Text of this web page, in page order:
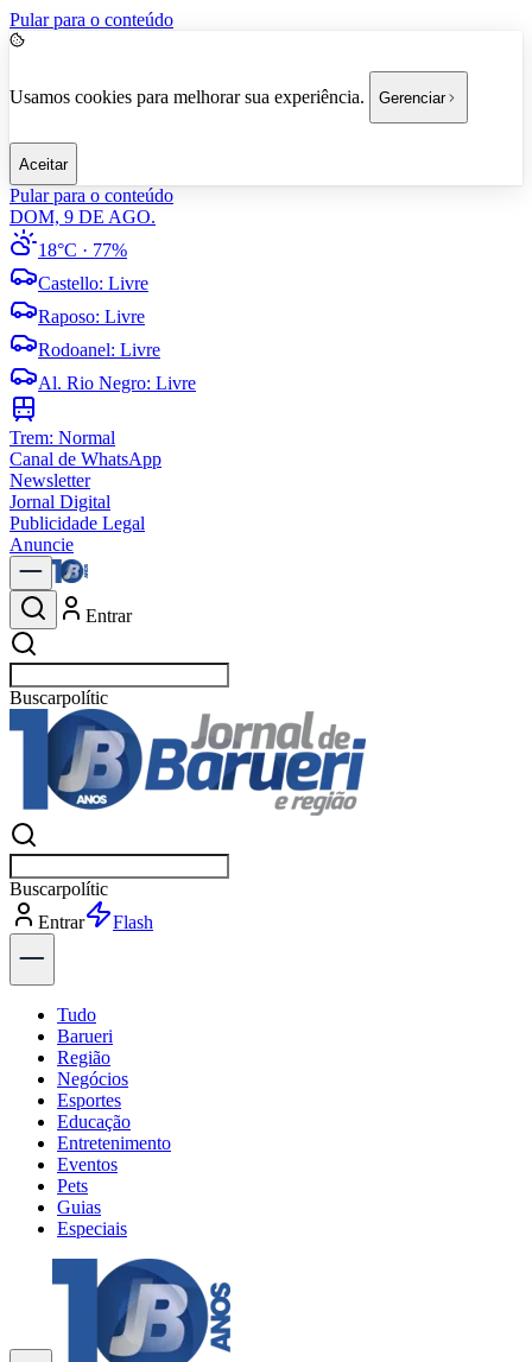
Pular para o conteúdo
Usamos cookies para melhorar sua experiência. Gerenciar
Aceitar
Pular para o conteúdo
DOM, 9 DE AGO.
18°C · 77%
Castello: Livre
Raposo: Livre
Rodoanel: Livre
Al. Rio Negro: Livre
Trem: Normal
Canal de WhatsApp
Newsletter
Jornal Digital
Publicidade Legal
Anuncie
Entrar
Buscarnotícias e
Buscarnotícias e
Entrar
Explorar
Tudo
Barueri
Região
Negócios
Esportes
Educação
Entretenimento
Eventos
Pets
Guias
Especiais
Explore Tudo
Últimas Notícias
Previsão do Tempo
Trânsito e Rotas